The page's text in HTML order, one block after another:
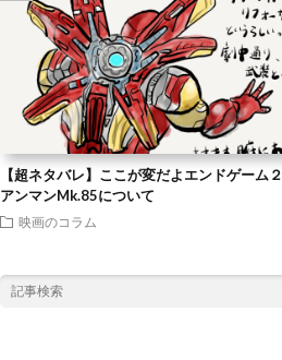
【超ネタバレ】ここが変だよエンドゲーム
アンマンMk.85について
映画のコラム